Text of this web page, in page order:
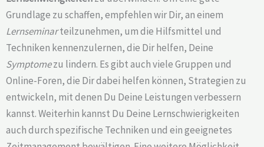
Grundlage zu schaffen, empfehlen wir Dir, an einem
Lernseminarteilzunehmen, um die Hilfsmittel und
Techniken kennenzulernen, die Dir helfen, Deine
Symptomezu lindern. Es gibt auch viele Gruppen und
Online-Foren, die Dir dabei helfen können, Strategien zu
entwickeln, mit denen Du Deine Leistungen verbessern
kannst. Weiterhin kannst Du Deine Lernschwierigkeiten
auch durch spezifische Techniken und ein geeignetes